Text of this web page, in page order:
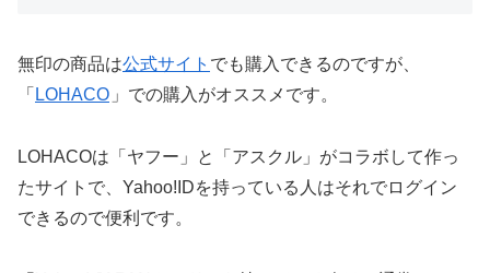
無印の商品は公式サイト でも購入できるのですが、
「 LOHACO 」での購入がオススメです。
LOHACOは「ヤフー」と「アスクル」がコラボして作っ
たサイトで、Yahoo!IDを持っている人はそれでログイン
できるので便利です。